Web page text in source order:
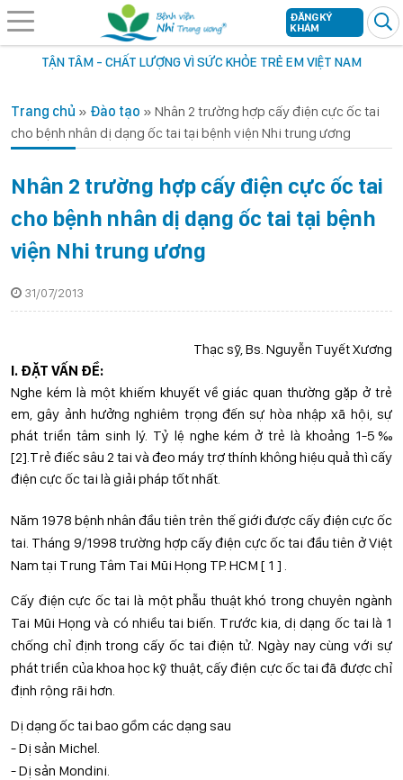
TẬN TÂM - CHẤT LƯỢNG VÌ SỨC KHỎE TRẺ EM VIỆT NAM
ĐĂNG KÝ
KHÁM
Trang chủ » Đào tạo » Nhân 2 trường hợp cấy điện cực ốc tai
cho bệnh nhân dị dạng ốc tai tại bệnh viện Nhi trung ương
Nhân 2 trường hợp cấy điện cực ốc tai
cho bệnh nhân dị dạng ốc tai tại bệnh
viện Nhi trung ương
31/07/2013
Thạc sỹ, Bs. Nguyễn Tuyết Xương
I. ĐẶT VẤN ĐỀ:
Nghe kém là một khiếm khuyết về giác quan thường gặp ở trẻ
em, gây ảnh hưởng nghiêm trọng đến sự hòa nhập xã hội, sự
phát triển tâm sinh lý. Tỷ lệ nghe kém ở trẻ là khoảng 1-5‰
[2].Trẻ điếc sâu 2 tai và đeo máy trợ thính không hiệu quả thì cấy
điện cực ốc tai là giải pháp tốt nhất.
Năm 1978 bệnh nhân đầu tiên trên thế giới được cấy điện cực ốc
tai. Tháng 9/1998 trường hợp cấy điện cực ốc tai đầu tiên ở Việt
Nam tại Trung Tâm Tai Mũi Họng TP. HCM [ 1 ] .
Cấy điện cực ốc tai là một phẫu thuật khó trong chuyên ngành
Tai Mũi Họng và có nhiều tai biến. Trước kia, dị dạng ốc tai là 1
chống chỉ định trong cấy ốc tai điện tử. Ngày nay cùng với sự
phát triển của khoa học kỹ thuật, cấy điện cực ốc tai đã được chỉ
định rộng rãi hơn.
Dị dạng ốc tai bao gồm các dạng sau
- Dị sản Michel.
- Dị sản Mondini.